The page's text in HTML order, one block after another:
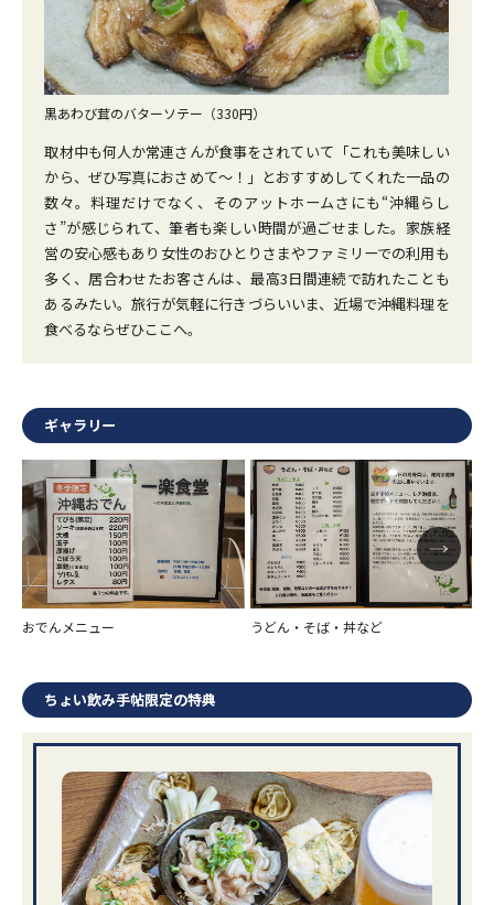
黒あわび茸のバターソテー（330円）
取材中も何人か常連さんが食事をされていて「これも美味しい
から、ぜひ写真におさめて～！」とおすすめしてくれた一品の
数々。料理だけでなく、そのアットホームさにも“沖縄らし
さ”が感じられて、筆者も楽しい時間が過ごせました。家族経
営の安心感もあり女性のおひとりさまやファミリーでの利用も
多く、居合わせたお客さんは、最高3日間連続で訪れたことも
あるみたい。旅行が気軽に行きづらいいま、近場で沖縄料理を
食べるならぜひここへ。
ギャラリー
おでんメニュー うどん・そば・丼など
ちょい飲み手帖限定の特典